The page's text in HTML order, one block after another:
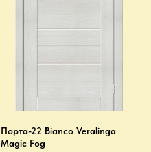
Порта-22 Bianco Veralinga
Magic Fog